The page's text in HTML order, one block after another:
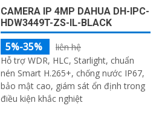
CAMERA IP 4MP DAHUA DH-IPC-
HDW3449T-ZS-IL-BLACK
5%-35%
liên hệ
Hỗ trợ WDR, HLC, Starlight, chuẩn
nén Smart H.265+, chống nước IP67,
bảo mật cao, giám sát ổn định trong
điều kiện khắc nghiệt